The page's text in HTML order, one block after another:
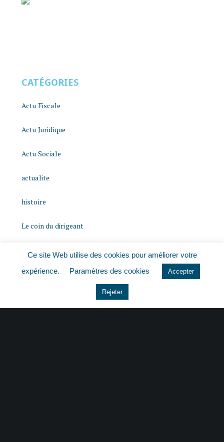
CATÉGORIES
Actu Fiscale
Actu Juridique
Actu Sociale
actualite
histoire
Le coin du dirigeant
Non classé
quizz
Ce site Web utilise des cookies pour améliorer votre
expérience.
Paramètres des cookies Accepter
Rejeter